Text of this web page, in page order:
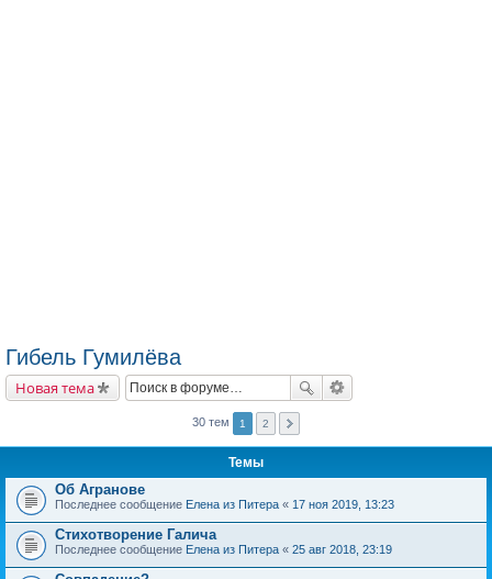
Гибель Гумилёва
Новая тема
30 тем 1 2
Темы
Об Агранове
Последнее сообщение Елена из Питера « 17 ноя 2019, 13:23
Стихотворение Галича
Последнее сообщение Елена из Питера « 25 авг 2018, 23:19